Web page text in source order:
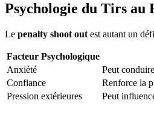
Psychologie du Tirs au
Le penalty shoot out est autant un
Facteur Psychologique
Anxiété
Peut
Confiance
Renforce la
Pression extérieures
Peut